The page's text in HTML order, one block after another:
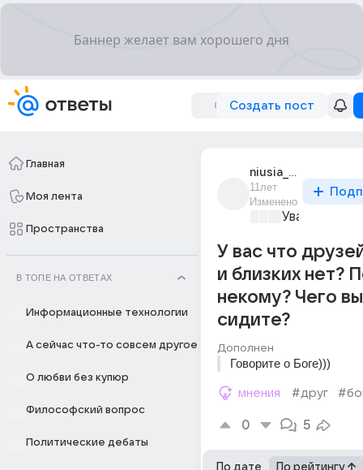
Создать пост
Главная
Моя лента
Пространства
В ТОПЕ НА ОТВЕТАХ
Информационные технологии
А сейчас что-то совсем другое
О любви без купюр
Философский вопрос
Политические дебаты
niusia_1337
11лет
Изменено
Уважаемый
У вас что
и близких нет?
некому? Чего
сидите?
Дополнен
Говорите о Боге)))
мнения #друг
0 5
По дате По рейтингу